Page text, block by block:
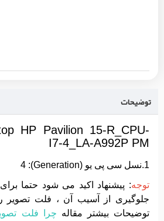
توضیحات
HP Pavilion 15-R_CPU-
I7-4_LA-A992P PM
1.نسل سی پی یو (Generation): 4
توجه: پیشنهاد اکید می شود حتما
جلوگیری از آسیب آن ، فلت تصویر
توضیحات بیشتر مقاله چرا فلت